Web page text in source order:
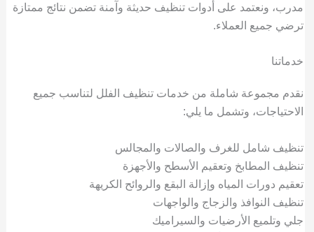
مدرب، ونعتمد على أدوات تنظيف حديثة وآمنة تضمن نتائج ممتازة
ترضي جميع العملاء.
خدماتنا
نقدم مجموعة شاملة من خدمات تنظيف الفلل لتناسب جميع
الاحتياجات، وتشمل ما يلي:
تنظيف شامل للغرف والصالات والمجالس
تنظيف المطابخ وتعقيم الأسطح والأجهزة
تعقيم دورات المياه وإزالة البقع والروائح الكريهة
تنظيف النوافذ والزجاج والواجهات
جلي وتلميع الأرضيات والسيراميك